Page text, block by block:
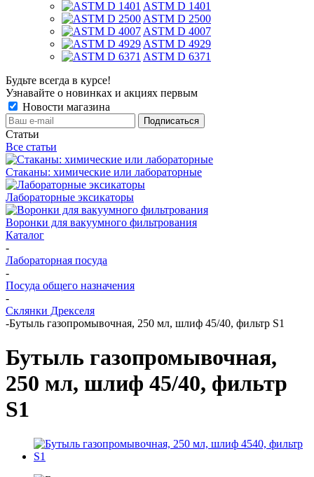
ASTM D 1401
ASTM D 2500
ASTM D 4007
ASTM D 4929
ASTM D 6371
Будьте всегда в курсе!
Узнавайте о новинках и акциях первым
Новости магазина
Статьи
Все статьи
Стаканы: химические или лабораторные
Лабораторные эксикаторы
Воронки для вакуумного фильтрования
Каталог
-
Лабораторная посуда
-
Посуда общего назначения
-
Склянки Дрекселя
-Бутыль газопромывочная, 250 мл, шлиф 45/40, фильтр S1
Бутыль газопромывочная,
250 мл, шлиф 45/40, фильтр
S1